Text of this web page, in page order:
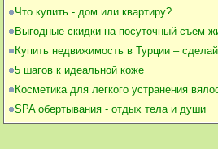
Что купить - дом или квартиру?
Выгодные скидки на посуточный съем
Купить недвижимость в Турции –
5 шагов к идеальной коже
Косметика для легкого устранения
SPA обертывания - отдых тела и души